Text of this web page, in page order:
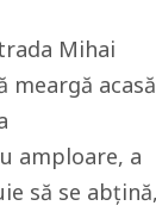
Mihai
meargă acasă
amploare, a
să se